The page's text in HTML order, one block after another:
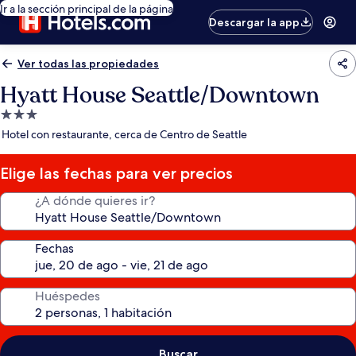
Ir a la sección principal de la página
Descargar la app
Ver todas las propiedades
Hyatt House Seattle/Downtown
Propiedad
de
estrellas
Hotel con restaurante, cerca de Centro de Seattle
Elige las fechas para ver precios
¿A dónde quieres ir?
Fechas
Huéspedes